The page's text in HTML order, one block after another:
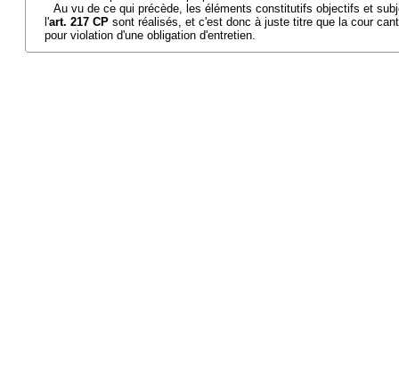
Au vu de ce qui précède, les éléments constitutifs objectifs et
l'art. 217 CP sont réalisés, et c'est donc à juste titre que la cour
pour violation d'une obligation d'entretien.